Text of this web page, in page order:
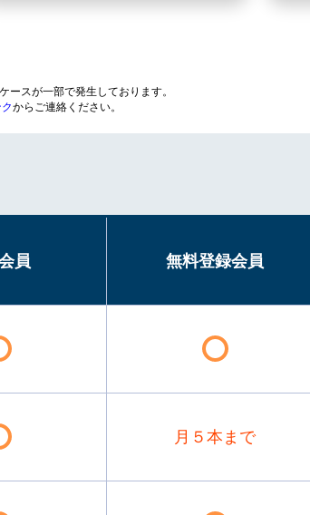
スが一部で発生しております。
からご連絡ください。
員 無料登録会員
月５本まで